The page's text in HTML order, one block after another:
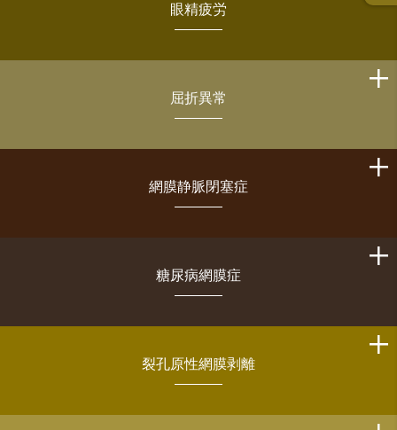
眼精疲労
屈折異常
網膜静脈閉塞症
糖尿病網膜症
裂孔原性網膜剥離